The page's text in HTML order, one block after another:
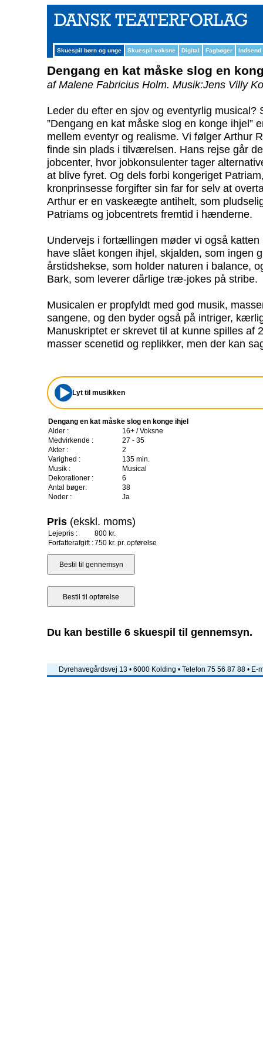
Skuespil børn og unge Skuespil voksne Digital Fagbøger Indsend
Dengang en kat måske slog en
af Malene Fabricius Holm. Musik:Jens Villy
Leder du efter en sjov og eventyrlig musical?
”Dengang en kat måske slog en konge ihjel”
mellem eventyr og realisme. Vi følger Arthur
finde sin plads i tilværelsen. Hans rejse går
jobcenter, hvor jobkonsulenter tager
at blive fyret. Og dels forbi kongeriget
kronprinsesse forgifter sin far for selv at
Arthur er en vaskeægte antihelt, som
Patriams og jobcentrets fremtid i hænderne.
Undervejs i fortællingen møder vi også
have slået kongen ihjel, skjalden, som ingen
årstidshekse, som holder naturen i balance,
Bark, som leverer dårlige træ-jokes på stribe.
Musicalen er propfyldt med god musik,
sangene, og den byder også på intriger,
Manuskriptet er skrevet til at kunne spilles af
masser scenetid og replikker, men der kan
Lyt til musikken
Dengang en kat måske slog en konge ihjel
Alder :
16+ / Voksne
Medvirkende :
27 - 35
Akter :
2
Varighed :
135 min.
Musik :
Musical
Dekorationer :
6
Antal bøger:
38
Noder :
Ja
Pris (ekskl. moms)
Lejepris :
800 kr.
Forfatterafgift :750 kr. pr. opførelse
Du kan bestille 6 skuespil til gennemsyn.
Dyrehavegårdsvej 13 • 6000 Kolding • Telefon 75 56 87 88 • E-